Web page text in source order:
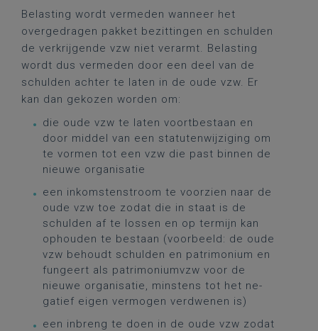
Belasting wordt vermeden wanneer het
overgedragen pakket bezittingen en schulden
de verkrijgende vzw niet verarmt. Belasting
wordt dus vermeden door een deel van de
schulden achter te laten in de oude vzw. Er
kan dan gekozen worden om:
die oude vzw te laten voortbestaan en
door middel van een statutenwijziging om
te vormen tot een vzw die past binnen de
nieuwe organisatie
een inkomstenstroom te voorzien naar de
oude vzw toe zodat die in staat is de
schulden af te lossen en op termijn kan
ophouden te bestaan (voorbeeld: de oude
vzw behoudt schulden en patrimonium en
fungeert als patrimoniumvzw voor de
nieuwe organisatie, minstens tot het ne-
gatief eigen vermogen verdwenen is)
een inbreng te doen in de oude vzw zodat